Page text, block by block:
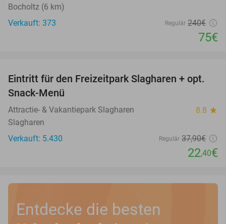
Bocholtz (6 km)
Verkauft: 373
Regulär 240€
75€
41%
Eintritt für den Freizeitpark Slagharen + opt.
Snack-Menü
Attractie- & Vakantiepark Slagharen 8.8 star
Slagharen
Verkauft: 5.430
Regulär 37,90€
22,40€
Entdecke die besten